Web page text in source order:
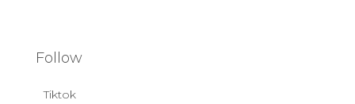
Follow
Tiktok